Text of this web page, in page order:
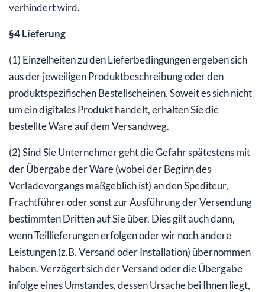
verhindert wird.
§4 Lieferung
(1) Einzelheiten zu den Lieferbedingungen ergeben sich
aus der jeweiligen Produktbeschreibung oder den
produktspezifischen Bestellscheinen. Soweit es sich nicht
um ein digitales Produkt handelt, erhalten Sie die
bestellte Ware auf dem Versandweg.
(2) Sind Sie Unternehmer geht die Gefahr spätestens mit
der Übergabe der Ware (wobei der Beginn des
Verladevorgangs maßgeblich ist) an den Spediteur,
Frachtführer oder sonst zur Ausführung der Versendung
bestimmten Dritten auf Sie über. Dies gilt auch dann,
wenn Teillieferungen erfolgen oder wir noch andere
Leistungen (z.B. Versand oder Installation) übernommen
haben. Verzögert sich der Versand oder die Übergabe
infolge eines Umstandes, dessen Ursache bei Ihnen liegt,